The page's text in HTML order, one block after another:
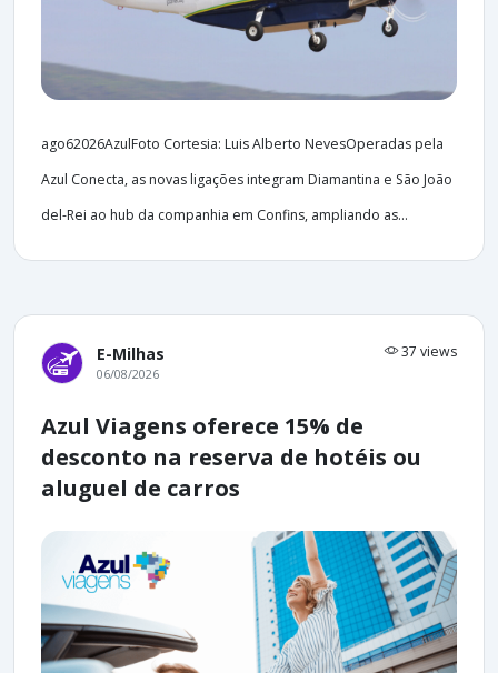
ago62026AzulFoto Cortesia: Luis Alberto NevesOperadas pela
Azul Conecta, as novas ligações integram Diamantina e São João
del-Rei ao hub da companhia em Confins, ampliando as...
E-Milhas 37 views
06/08/2026
Azul Viagens oferece 15% de
desconto na reserva de hotéis ou
aluguel de carros